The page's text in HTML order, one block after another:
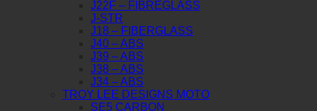
J22F – FIBREGLASS
J-STR
J18 – FIBERGLASS
J40 – ABS
J39 – ABS
J38 – ABS
J34 – ABS
TROY LEE DESIGNS MOTO
SE5 CARBON